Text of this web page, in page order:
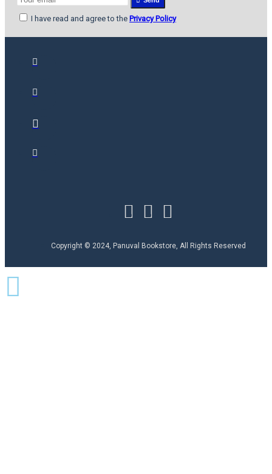
I have read and agree to the Privacy Policy
Copyright © 2024, Panuval Bookstore, All Rights Reserved